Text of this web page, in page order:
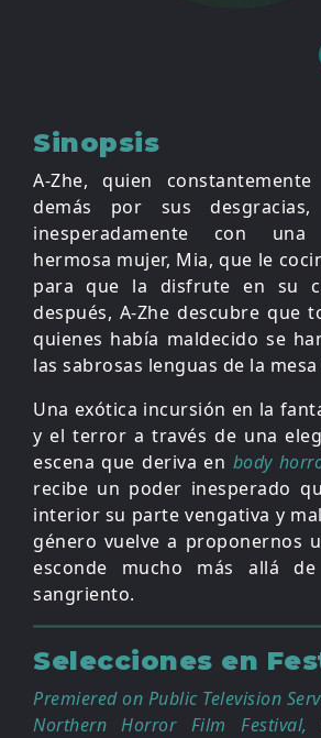
Sinopsis
A-Zhe, quien
demás por sus
inesperadamente con
hermosa mujer, Mia, que le
para que la disfrute en su
después, A-Zhe descubre que
quienes había maldecido se
las sabrosas lenguas de la
Una exótica incursión en la
y el terror a través de una
escena que deriva en body
recibe un poder inesperado
interior su parte vengativa y
género vuelve a proponernos
esconde mucho más allá
sangriento.
Selecciones en
Premiered on Public Television
Northern Horror Film Festival,